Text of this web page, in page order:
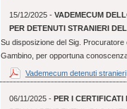
15/12/2025 - VADEMECUM
PER DETENUTI STRANIERI
Su disposizione del Sig.
Gambino, per opportuna
Vademecum detenuti stranieri
06/11/2025 - PER I